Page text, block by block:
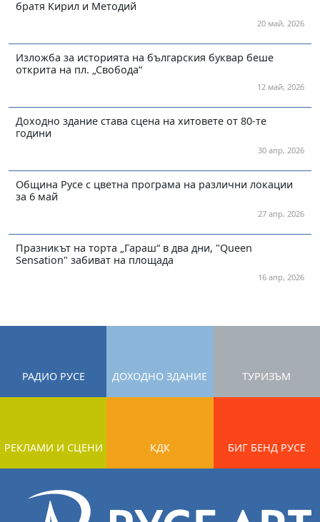
братя Кирил и Методий
20 май, 2026
Изложба за историята на българския буквар беше
открита на пл. „Свобода“
12 май, 2026
Доходно здание става сцена на хитовете от 80-те
години
30 апр, 2026
Община Русе с цветна програма на различни локации
за 6 май
27 апр, 2026
Празникът на торта „Гараш“ в два дни, "Queen
Sensation" забиват на площада
16 апр, 2026
РАДИО РУСЕ ДОХОДНО ЗДАНИЕ ТУРИЗЪМ
РЕКЛАМИ И СЦЕНИ КДК БИГ БЕНД РУСЕ